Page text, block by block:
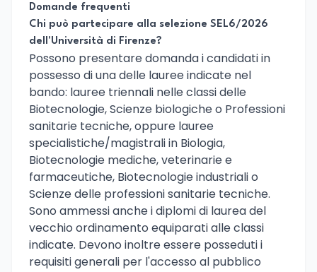
Domande frequenti
Chi può partecipare alla selezione SEL6/2026
dell'Università di Firenze?
Possono presentare domanda i candidati in
possesso di una delle lauree indicate nel
bando: lauree triennali nelle classi delle
Biotecnologie, Scienze biologiche o Professioni
sanitarie tecniche, oppure lauree
specialistiche/magistrali in Biologia,
Biotecnologie mediche, veterinarie e
farmaceutiche, Biotecnologie industriali o
Scienze delle professioni sanitarie tecniche.
Sono ammessi anche i diplomi di laurea del
vecchio ordinamento equiparati alle classi
indicate. Devono inoltre essere posseduti i
requisiti generali per l'accesso al pubblico